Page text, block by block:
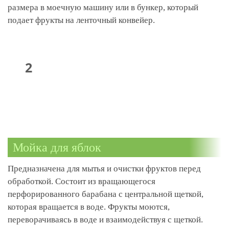
размера в моечную машину или в бункер, который
подает фрукты на ленточный конвейер.
Мойка для яблок
Предназначена для мытья и очистки фруктов перед
обработкой. Состоит из вращающегося
перфорированного барабана с центральной щеткой,
которая вращается в воде. Фрукты моются,
переворачиваясь в воде и взаимодействуя с щеткой.